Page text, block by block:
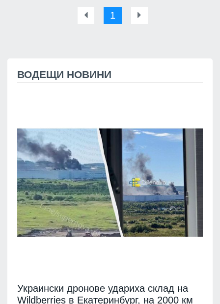
1
ВОДЕЩИ НОВИНИ
Украински дронове удариха склад на
Wildberries в Екатеринбург, на 2000 км